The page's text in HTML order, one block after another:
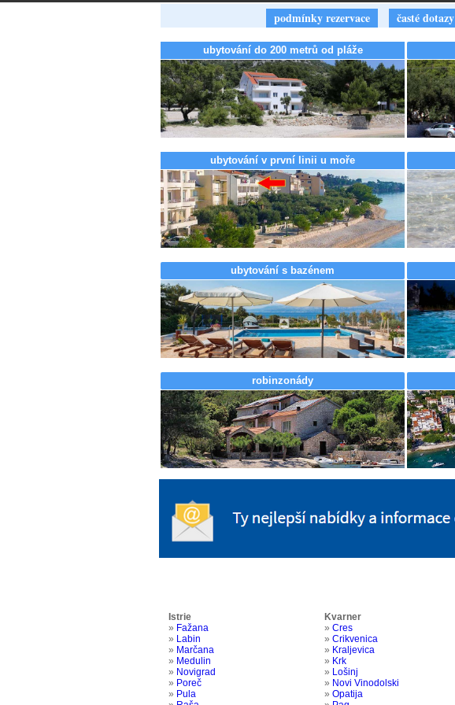
podmínky rezervace časté dotazy
ubytování do 200 metrů od pláže
ubytování v první linii u moře
ubytování s bazénem
robinzonády
Istrie Kvarner
» Fažana » Cres
» Labin » Crikvenica
» Marčana » Kraljevica
» Medulin » Krk
» Novigrad » Lošinj
» Poreč » Novi Vinodolski
» Pula » Opatija